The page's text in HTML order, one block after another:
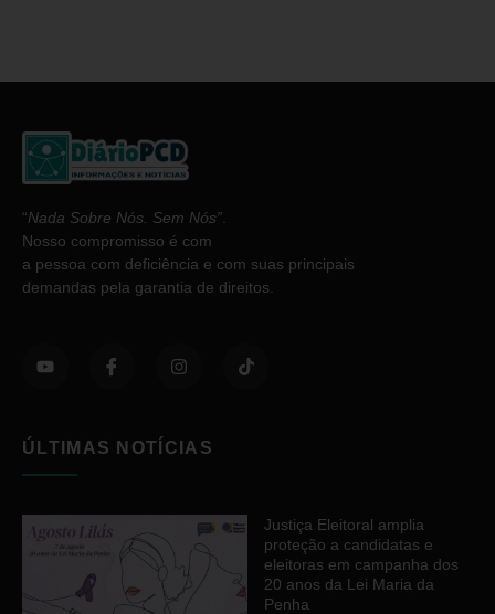
“Nada Sobre Nós. Sem Nós”.
Nosso compromisso é com
a pessoa com deficiência e com suas principais
demandas pela garantia de direitos.
ÚLTIMAS NOTÍCIAS
Justiça Eleitoral amplia
proteção a candidatas e
eleitoras em campanha dos
20 anos da Lei Maria da
Penha